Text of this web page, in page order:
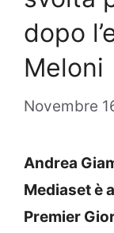
dopo
Meloni
Novembre
Andrea
Mediaset è
Premier